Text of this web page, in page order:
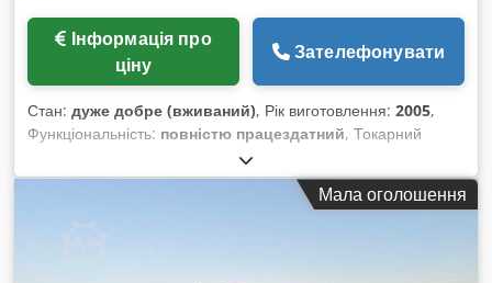
ціну
Зателефонувати
Стан: дуже добре (вживаний), Рік виготовлення: 2005,
Функціональність: повністю працездатний, Токарний
верстат з ЧПУ Traub TNC65DGY, TX8I, рік випуску 2005, інв.
№113* Y-вісь на S1, V-вісь, 2xC-вісь, 2x обертовий привод
інструменту, 2 револьверних головки VDI30, патрон
Мала оголошення